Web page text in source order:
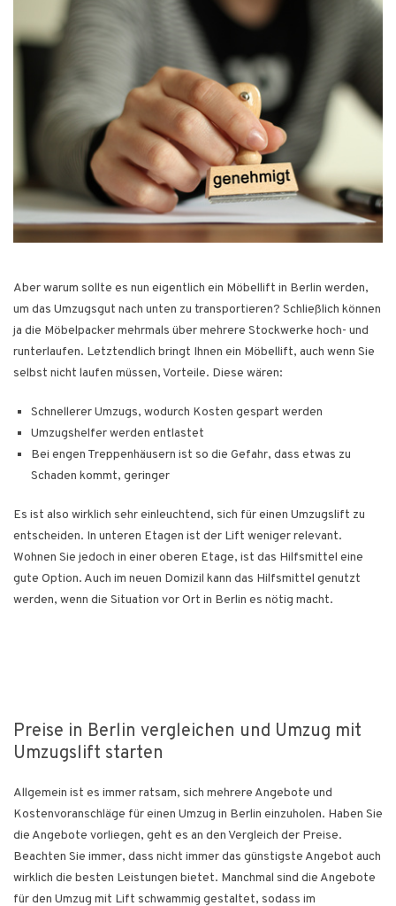
Aber warum sollte es nun eigentlich ein Möbellift in Berlin werden,
um das Umzugsgut nach unten zu transportieren? Schließlich können
ja die Möbelpacker mehrmals über mehrere Stockwerke hoch- und
runterlaufen. Letztendlich bringt Ihnen ein Möbellift, auch wenn Sie
selbst nicht laufen müssen, Vorteile. Diese wären:
Schnellerer Umzugs, wodurch Kosten gespart werden
Umzugshelfer werden entlastet
Bei engen Treppenhäusern ist so die Gefahr, dass etwas zu
Schaden kommt, geringer
Es ist also wirklich sehr einleuchtend, sich für einen Umzugslift zu
entscheiden. In unteren Etagen ist der Lift weniger relevant.
Wohnen Sie jedoch in einer oberen Etage, ist das Hilfsmittel eine
gute Option. Auch im neuen Domizil kann das Hilfsmittel genutzt
werden, wenn die Situation vor Ort in Berlin es nötig macht.
Preise in Berlin vergleichen und Umzug mit
Umzugslift starten
Allgemein ist es immer ratsam, sich mehrere Angebote und
Kostenvoranschläge für einen Umzug in Berlin einzuholen. Haben Sie
die Angebote vorliegen, geht es an den Vergleich der Preise.
Beachten Sie immer, dass nicht immer das günstigste Angebot auch
wirklich die besten Leistungen bietet. Manchmal sind die Angebote
für den Umzug mit Lift schwammig gestaltet, sodass im